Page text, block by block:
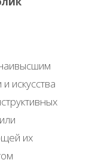
искусства
их